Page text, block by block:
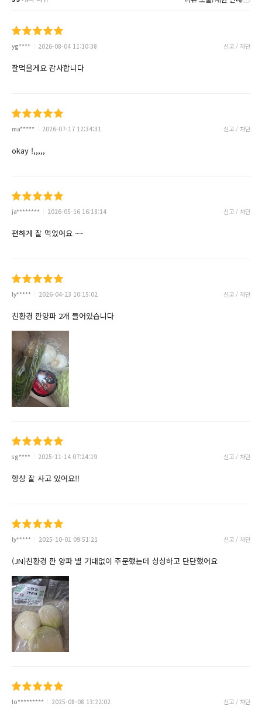
yg**** 2026-08-04 11:10:38 신고 / 차단
잘먹을게요 감사합니다
ma***** 2026-07-17 12:34:31 신고 / 차단
okay !,,,,,
ja******** 2026-05-16 16:18:14 신고 / 차단
편하게 잘 먹었어요 ~~
ly***** 2026-04-23 10:15:02 신고 / 차단
친환경 깐양파 2개 들어있습니다
sg**** 2025-11-14 07:24:19 신고 / 차단
항상 잘 사고 있어요!!
ly***** 2025-10-01 09:51:21 신고 / 차단
(JN)친환경 깐 양파 별 기대없이 주문했는데 싱싱하고 단단했어요
lo********* 2025-08-08 13:22:02 신고 / 차단